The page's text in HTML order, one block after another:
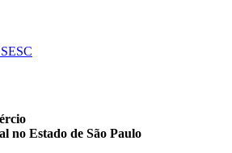
no Estado de São Paulo